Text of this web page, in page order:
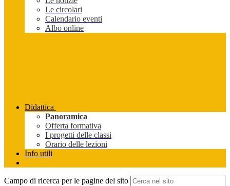
Le circolari
Calendario eventi
Albo online
Didattica
Panoramica
Offerta formativa
I progetti delle classi
Orario delle lezioni
Info utili
Campo di ricerca per le pagine del sito